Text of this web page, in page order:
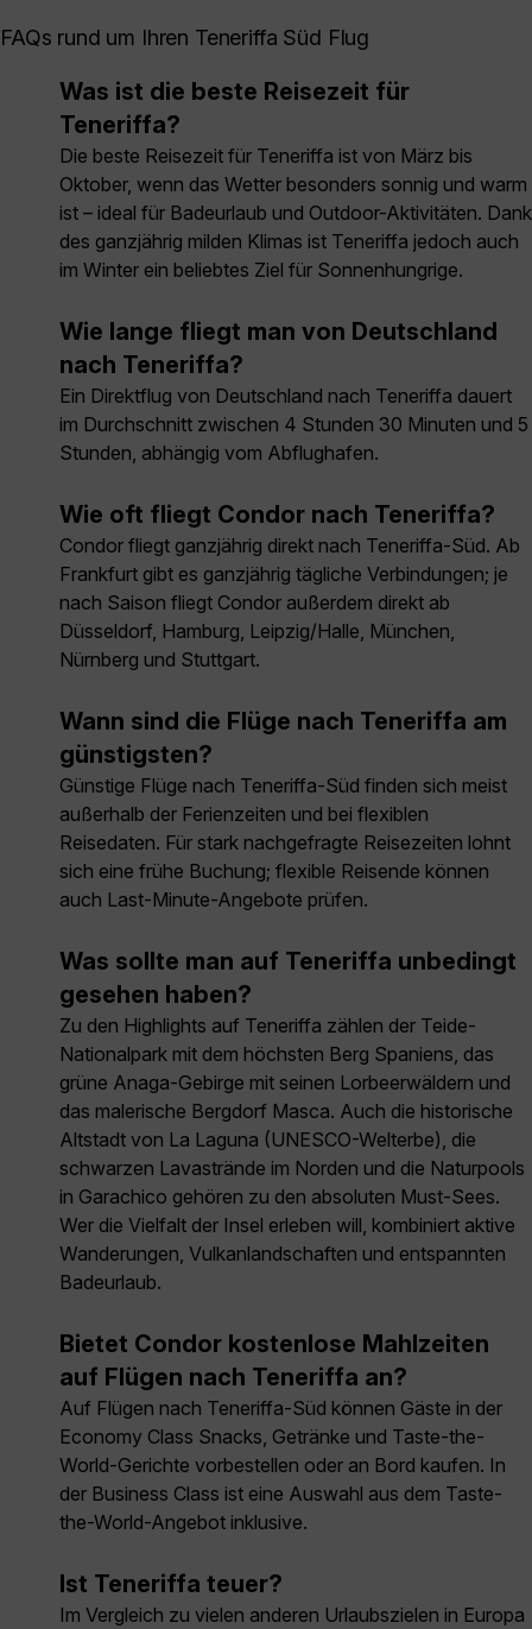
FAQs rund um Ihren Teneriffa Süd Flug
Was ist die beste Reisezeit für
Teneriffa?
Die beste Reisezeit für Teneriffa ist von März bis
Oktober, wenn das Wetter besonders sonnig und warm
ist – ideal für Badeurlaub und Outdoor-Aktivitäten. Dank
des ganzjährig milden Klimas ist Teneriffa jedoch auch
im Winter ein beliebtes Ziel für Sonnenhungrige.
Wie lange fliegt man von Deutschland
nach Teneriffa?
Ein Direktflug von Deutschland nach Teneriffa dauert
im Durchschnitt zwischen 4 Stunden 30 Minuten und 5
Stunden, abhängig vom Abflughafen.
Wie oft fliegt Condor nach Teneriffa?
Condor fliegt ganzjährig direkt nach Teneriffa-Süd. Ab
Frankfurt gibt es ganzjährig tägliche Verbindungen; je
nach Saison fliegt Condor außerdem direkt ab
Düsseldorf, Hamburg, Leipzig/Halle, München,
Nürnberg und Stuttgart.
Wann sind die Flüge nach Teneriffa am
günstigsten?
Günstige Flüge nach Teneriffa-Süd finden sich meist
außerhalb der Ferienzeiten und bei flexiblen
Reisedaten. Für stark nachgefragte Reisezeiten lohnt
sich eine frühe Buchung; flexible Reisende können
auch Last-Minute-Angebote prüfen.
Was sollte man auf Teneriffa unbedingt
gesehen haben?
Zu den Highlights auf Teneriffa zählen der Teide-
Nationalpark mit dem höchsten Berg Spaniens, das
grüne Anaga-Gebirge mit seinen Lorbeerwäldern und
das malerische Bergdorf Masca. Auch die historische
Altstadt von La Laguna (UNESCO-Welterbe), die
schwarzen Lavastrände im Norden und die Naturpools
in Garachico gehören zu den absoluten Must-Sees.
Wer die Vielfalt der Insel erleben will, kombiniert aktive
Wanderungen, Vulkanlandschaften und entspannten
Badeurlaub.
Bietet Condor kostenlose Mahlzeiten
auf Flügen nach Teneriffa an?
Auf Flügen nach Teneriffa-Süd können Gäste in der
Economy Class Snacks, Getränke und Taste-the-
World-Gerichte vorbestellen oder an Bord kaufen. In
der Business Class ist eine Auswahl aus dem Taste-
the-World-Angebot inklusive.
Ist Teneriffa teuer?
Im Vergleich zu vielen anderen Urlaubszielen in Europa